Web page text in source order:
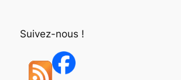
Suivez-nous !